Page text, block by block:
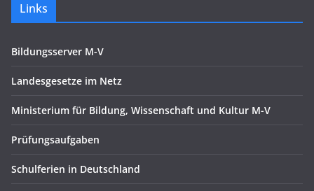
Links
Bildungsserver M-V
Landesgesetze im Netz
Ministerium für Bildung, Wissenschaft und Kultur M-V
Prüfungsaufgaben
Schulferien in Deutschland